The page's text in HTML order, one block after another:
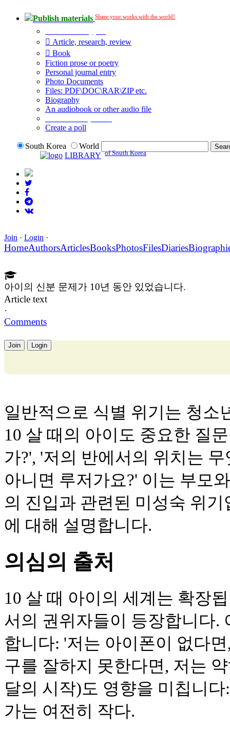
Publish materials Share your works with the world!
Article, research, review
Book
Fiction prose or poetry
Personal journal entry
Photo Documents
Files: PDF\DOC\RAR\ZIP etc.
Biography
An audiobook or other audio file
Create a poll
South Korea
World
LIBRARY of South Korea
Join · Login ·
HomeAuthorsArticlesBooksPhotosFilesDiaries
아이의 신분 문제가 10년 동안 있었습니다.
Article text
·
Comments
Join Login
일반적으로 식별 위기는 청소
10 살 때의 아이도 중요한 질
가?', '저의 반에서의 위치는
아니면 루저가요?' 이는 부모
의 진입과 관련된 미성숙 위
에 대해 설명합니다.
의심의 출처
10 살 때 아이의 세계는 확장
서의 권위자들이 등장합니다.
합니다: '저는 아이폰이 없다
구를 잘하지 못한다면, 저는
달의 시작)도 영향을 미칩니
가는 여전히 작다.